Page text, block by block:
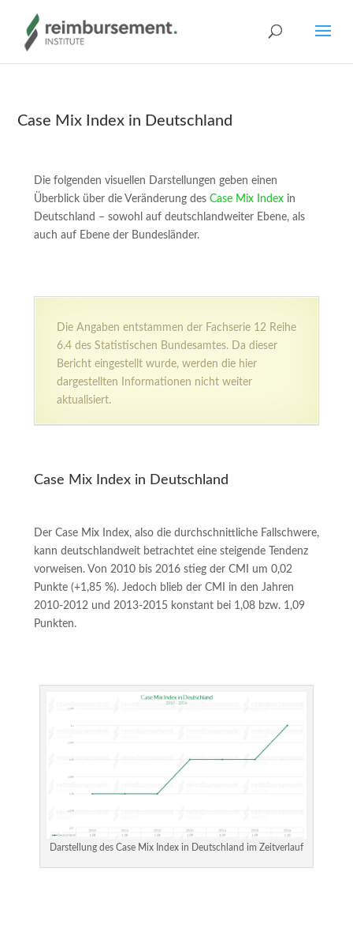
Case Mix Index in Deutschland
Die folgenden visuellen Darstellungen geben einen
Überblick über die Veränderung des Case Mix Indexin
Deutschland – sowohl auf deutschlandweiter Ebene, als
auch auf Ebene der Bundesländer.
Die Angaben entstammen der Fachserie 12 Reihe
6.4 des Statistischen Bundesamtes. Da dieser
Bericht eingestellt wurde, werden die hier
dargestellten Informationen nicht weiter
aktualisiert.
Case Mix Index in Deutschland
Der Case Mix Index, also die durchschnittliche Fallschwere,
kann deutschlandweit betrachtet eine steigende Tendenz
vorweisen. Von 2010 bis 2016 stieg der CMI um 0,02
Punkte (+1,85 %). Jedoch blieb der CMI in den Jahren
2010-2012 und 2013-2015 konstant bei 1,08 bzw. 1,09
Punkten.
Darstellung des Case Mix Index in Deutschland im Zeitverlauf